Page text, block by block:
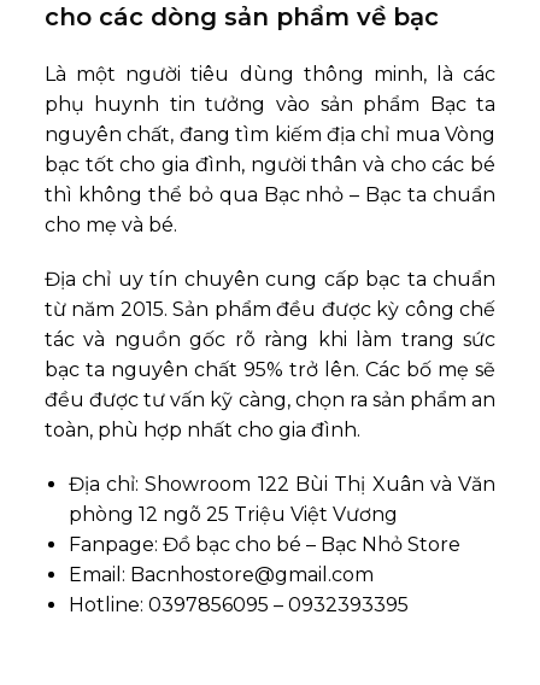
cho các dòng sản phẩm về bạc
Là một người tiêu dùng thông minh, là các
phụ huynh tin tưởng vào sản phẩm Bạc ta
nguyên chất, đang tìm kiếm địa chỉ mua Vòng
bạc tốt cho gia đình, người thân và cho các bé
thì không thể bỏ qua Bạc nhỏ – Bạc ta chuẩn
cho mẹ và bé.
Địa chỉ uy tín chuyên cung cấp bạc ta chuẩn
từ năm 2015. Sản phẩm đều được kỳ công chế
tác và nguồn gốc rõ ràng khi làm trang sức
bạc ta nguyên chất 95% trở lên. Các bố mẹ sẽ
đều được tư vấn kỹ càng, chọn ra sản phẩm an
toàn, phù hợp nhất cho gia đình.
Địa chỉ: Showroom 122 Bùi Thị Xuân và Văn
phòng 12 ngõ 25 Triệu Việt Vương
Fanpage: Đồ bạc cho bé – Bạc Nhỏ Store
Email: Bacnhostore@gmail.com
Hotline: 0397856095 – 0932393395